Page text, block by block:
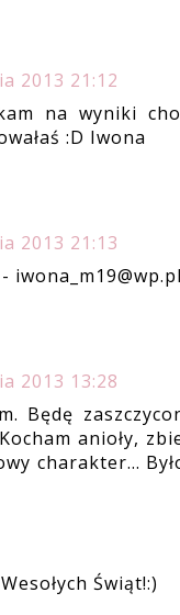
2013 21:12
na wyniki
:D Iwona
2013 21:13
iwona_m19@wp.pl
2013 13:28
Będę
anioły,
charakter...
Świąt!:)